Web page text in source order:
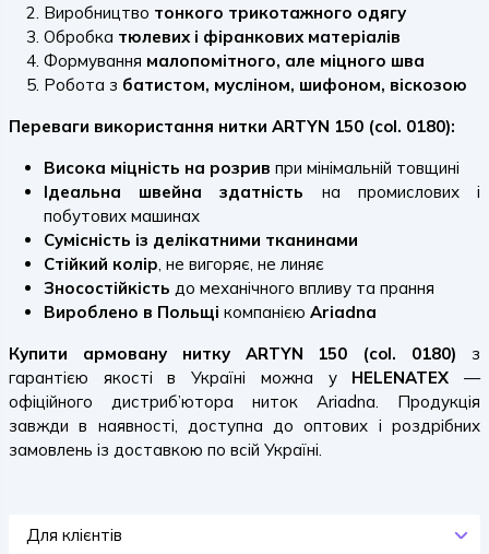
Виробництво тонкого трикотажного одягу
Обробка тюлевих і фіранкових матеріалів
Формування малопомітного, але міцного шва
Робота з батистом, мусліном, шифоном, віскозою
Переваги використання нитки ARTYN 150 (col. 0180):
Висока міцність на розрив при мінімальній товщині
Ідеальна швейна здатність на промислових і
побутових машинах
Сумісність із делікатними тканинами
Стійкий колір, не вигоряє, не линяє
Зносостійкість до механічного впливу та прання
Вироблено в Польщі компанією Ariadna
Купити армовану нитку ARTYN 150 (col. 0180) з
гарантією якості в Україні можна у HELENATEX —
офіційного дистриб’ютора ниток Ariadna. Продукція
завжди в наявності, доступна до оптових і роздрібних
замовлень із доставкою по всій Україні.
Для клієнтів